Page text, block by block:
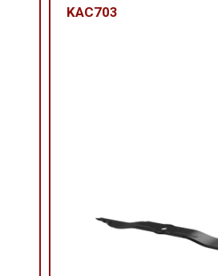
KAC703